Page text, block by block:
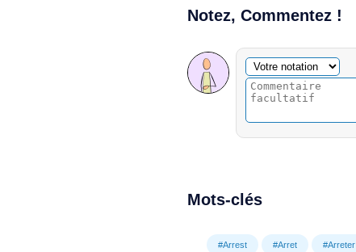
Notez, Commentez !
Commentaire facultatif
Votre notation
Mots-clés
#Arrest #Arret #Arreter